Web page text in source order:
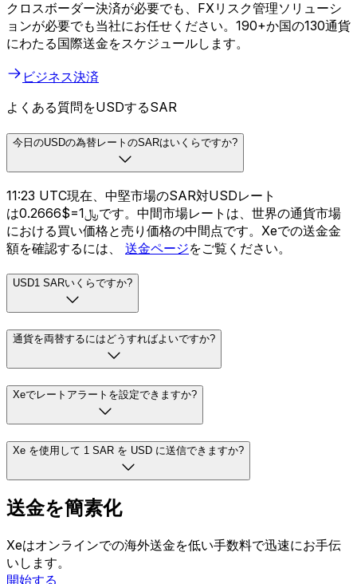
クロスボーダー決済が必要でも、FXリスク管理ソリューシ
ョンが必要でも当社にお任せください。190+か国の130通貨
にわたる国際送金をスケジュールします。
ビジネス決済
よくある質問をUSDするSAR
今日のUSDの為替レートのSARはいくらですか?
11:23 UTC現在、中堅市場のSAR対USDレート
は﷼1=$0.2666です。中間市場レートは、世界の通貨市場
における買い価格と売り価格の中間点です。Xeでの送金金
額を確認するには、 送金ページをご覧ください。
USD1 SARいくらですか?
通貨を両替するにはどうすればよいですか?
Xeでレートアラートを設定できますか?
Xe を使用して 1 SAR を USD に送信できますか?
送金を簡素化
Xeはオンラインでの海外送金を低い手数料で迅速にお手伝
いします。
開始する